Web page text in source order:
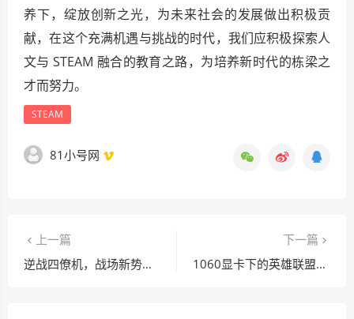
养下，绽放创新之光，为未来社会的发展做出积极贡
献，在这个充满机遇与挑战的时代，我们应积极探索人
文与 STEAM 融合的教育之路，为培养新时代的栋梁之
才而努力。
STEAM
81小号网
上一篇
逆战四僚机，战场新势力的崛起传奇
下一篇
1060显卡下的英雄联盟，帧数表现与电竞记忆